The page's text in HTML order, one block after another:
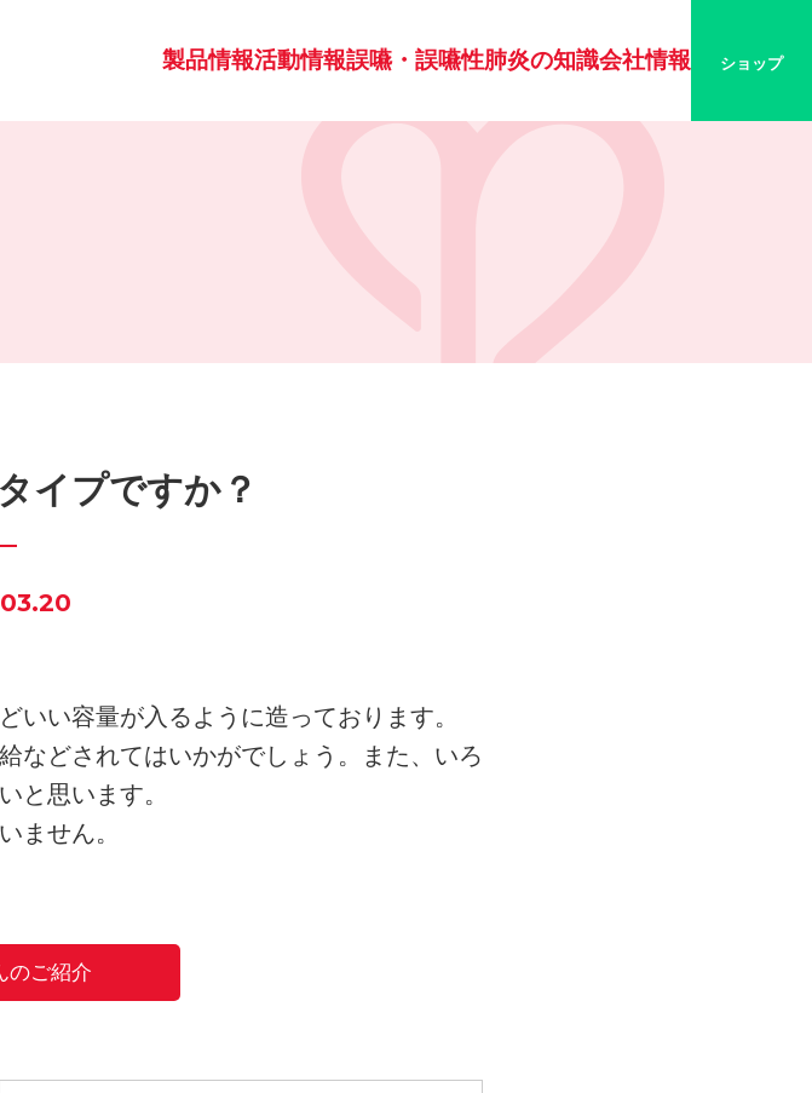
製品情報活動情報誤嚥・誤嚥性肺炎の知識会社情報 ショップ
イプですか？
い容量が入るように造っております。
どされてはいかがでしょう。また、いろ
と思います。
ません。
のご紹介